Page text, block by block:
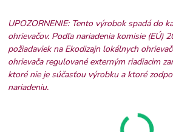
UPOZORNENIE: Tento výrobok spadá do
ohrievačov. Podľa nariadenia komisie (EÚ)
požiadaviek na Ekodizajn lokálnych
ohrievača regulované externým riadiacim
ktoré nie je súčasťou výrobku a ktoré
nariadeniu.